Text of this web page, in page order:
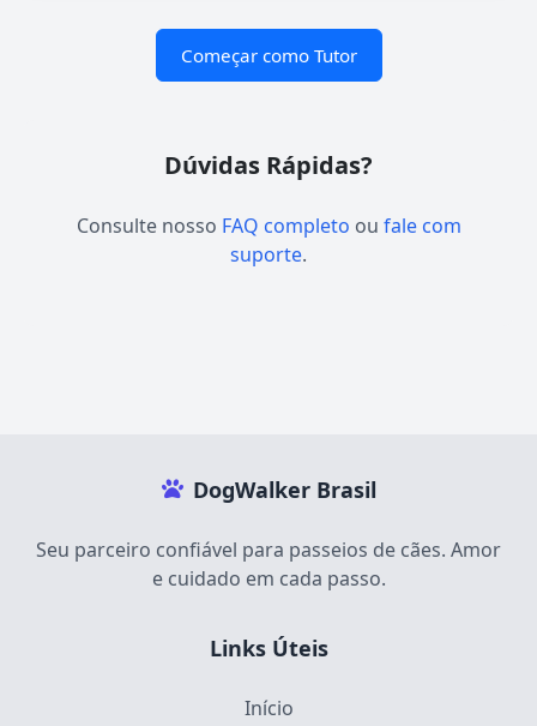
Começar como Tutor
Dúvidas Rápidas?
Consulte nosso FAQ completo ou fale com
suporte.
DogWalker Brasil
Seu parceiro confiável para passeios de cães. Amor
e cuidado em cada passo.
Links Úteis
Início